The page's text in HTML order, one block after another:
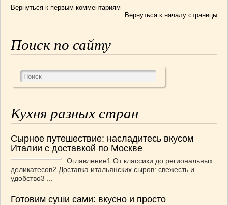
Вернуться к первым комментариям
Вернуться к началу страницы
Поиск по сайту
Кухня разных стран
Сырное путешествие: насладитесь вкусом
Италии с доставкой по Москве
Оглавление1 От классики до региональных
деликатесов2 Доставка итальянских сыров: свежесть и
удобство3 ...
Готовим суши сами: вкусно и просто